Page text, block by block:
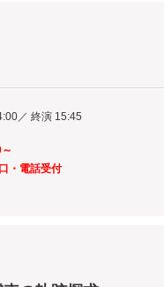
／ 終演 15:45
・電話受付